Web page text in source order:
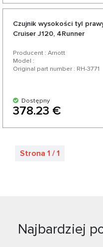
Czujnik wysokości tyl
Cruiser J120, 4Runner
Producent : Arnott
Model :
Original part number : RH-3771
Dostępny
378.23 €
Strona 1 / 1
Najbardziej